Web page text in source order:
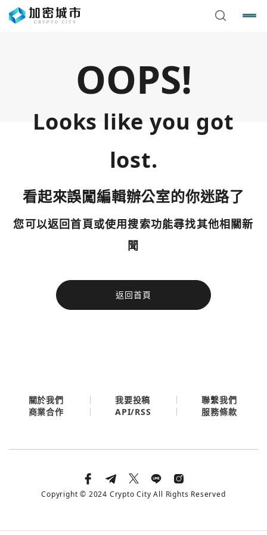
OOPS!
Looks like you got
lost.
看起來誤闖編輯辦公室的你迷路了
您可以返回首頁或使用搜索功能尋找其他相關新
聞
返回首頁
今日熱門
使用以下帳號繼續
您已閒置5分鐘，請點擊關閉按鈕或空白處，即可回到加密
今日熱門
關於我們 我要投稿
聯繫我們
商業合作
API/RSS 服務條款
Copyright © 2024 Crypto City All Rights Reserved